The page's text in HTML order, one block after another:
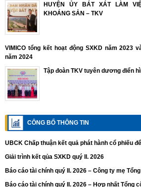
HUYỆN ỦY BÁT XÁT LÀM
KHOÁNG SẢN – TKV
VIMICO tổng kết hoạt động SXKD năm 2023
năm 2024
Tập đoàn TKV tuyên dương điển
CÔNG BỐ THÔNG TIN
UBCK Chấp thuận kết quả phát hành cổ phiếu
Giải trình kết qủa SXKD quý II. 2026
Báo cáo tài chính quý II. 2026 – Công ty mẹ
Báo cáo tài chính quý II. 2026 – Hợp nhất Tổng